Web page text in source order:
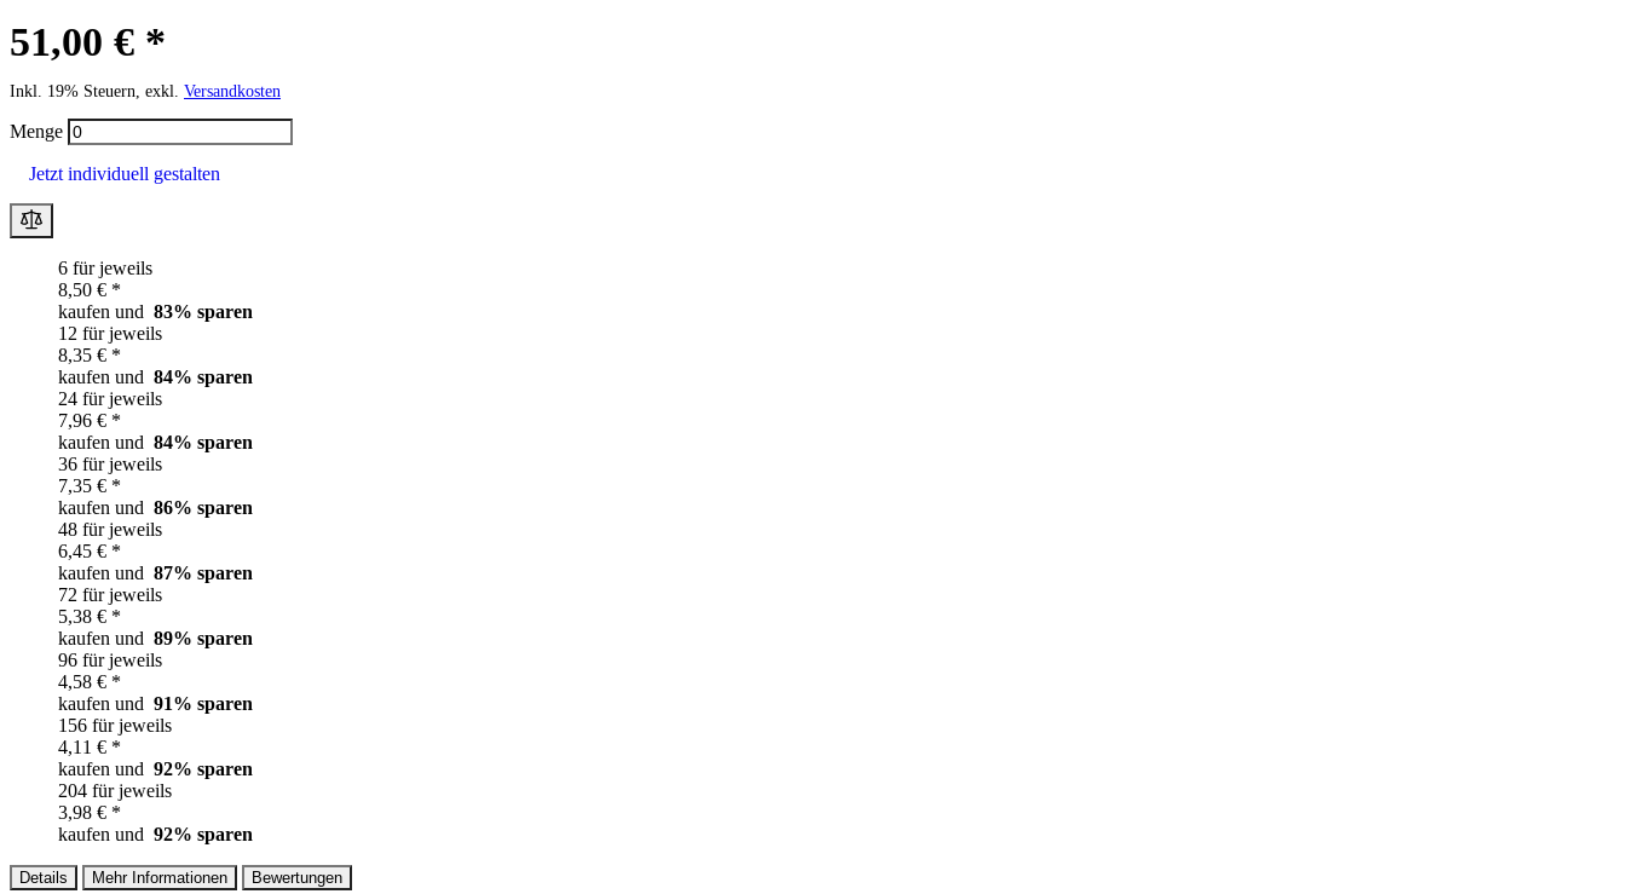
51,00 € *
Inkl. 19% Steuern, exkl. Versandkosten
Menge
Jetzt individuell gestalten
6 für jeweils
8,50 € *
kaufen und 83% sparen
12 für jeweils
8,35 € *
kaufen und 84% sparen
24 für jeweils
7,96 € *
kaufen und 84% sparen
36 für jeweils
7,35 € *
kaufen und 86% sparen
48 für jeweils
6,45 € *
kaufen und 87% sparen
72 für jeweils
5,38 € *
kaufen und 89% sparen
96 für jeweils
4,58 € *
kaufen und 91% sparen
156 für jeweils
4,11 € *
kaufen und 92% sparen
204 für jeweils
3,98 € *
kaufen und 92% sparen
Details Mehr Informationen Bewertungen